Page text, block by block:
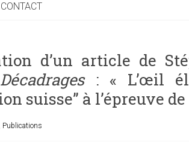
CONTACT
d’un article de
Décadrages: « L’œil
suisse” à l’épreuve
Publications